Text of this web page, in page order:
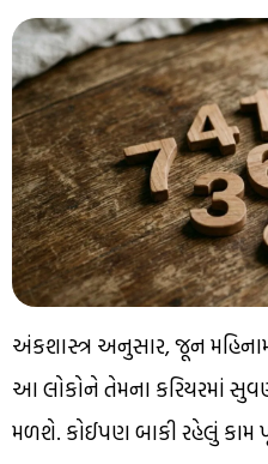
અંકશાસ્ત્ર અનુસાર, જૂન
આ લોકોને તેમના કરિયરમાં
મળશે. કોઈપણ બાકી રહેલું કામ